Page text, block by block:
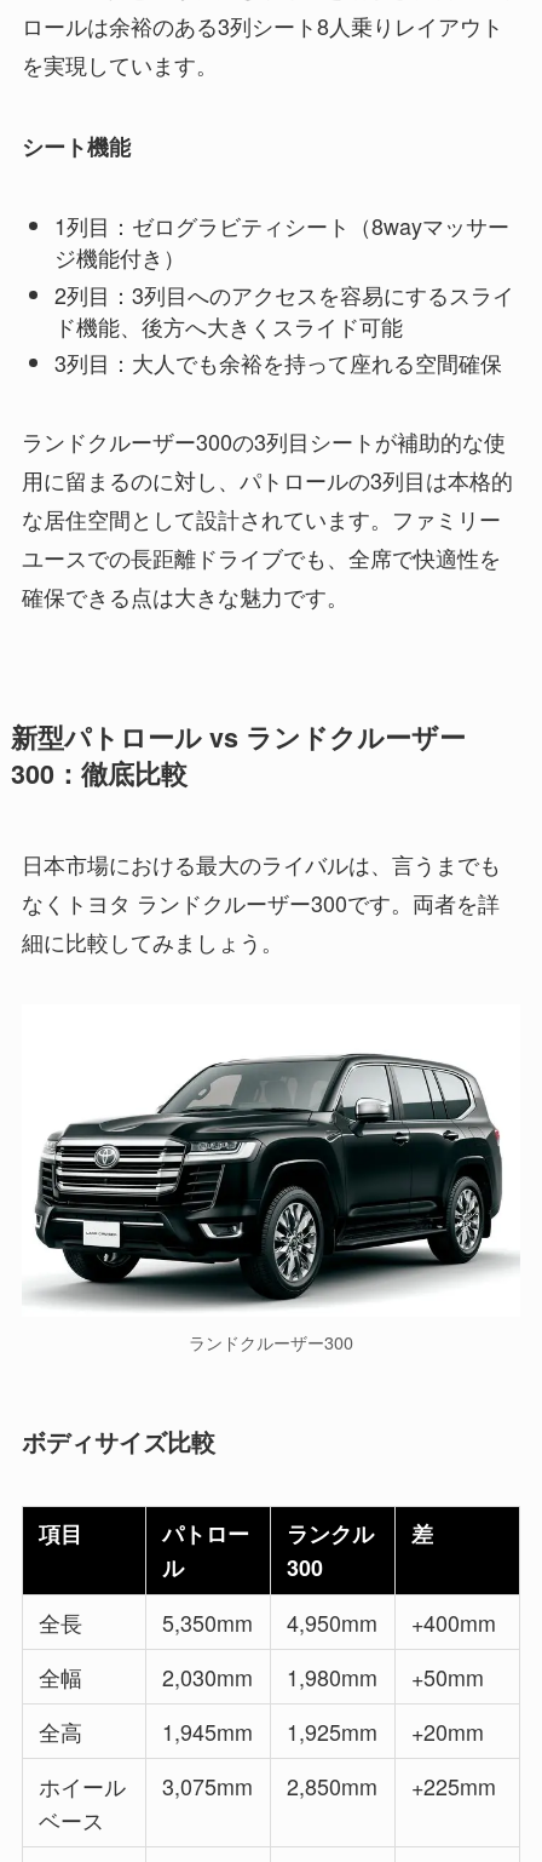
ロールは余裕のある3列シート8人乗りレイアウト
を実現しています。
シート機能
1列目：ゼログラビティシート（8wayマッサー
ジ機能付き）
2列目：3列目へのアクセスを容易にするスライ
ド機能、後方へ大きくスライド可能
3列目：大人でも余裕を持って座れる空間確保
ランドクルーザー300の3列目シートが補助的な使
用に留まるのに対し、パトロールの3列目は本格的
な居住空間として設計されています。ファミリー
ユースでの長距離ドライブでも、全席で快適性を
確保できる点は大きな魅力です。
新型パトロール vs ランドクルーザー
300：徹底比較
日本市場における最大のライバルは、言うまでも
なくトヨタ ランドクルーザー300です。両者を詳
細に比較してみましょう。
ランドクルーザー300
ボディサイズ比較
項目
パトロー
ル
ランクル
300
差
全長 5,350mm 4,950mm
+400mm
全幅
2,030mm 1,980mm
+50mm
全高
1,945mm 1,925mm
+20mm
ホイール
ベース
3,075mm 2,850mm +225mm